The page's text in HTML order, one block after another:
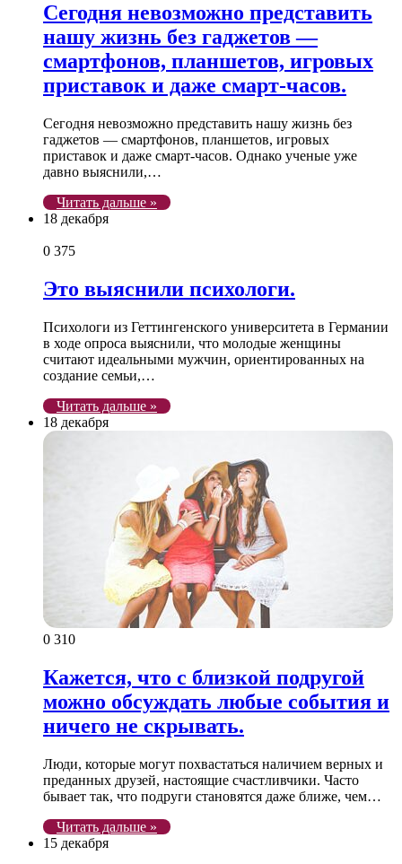
Сегодня невозможно представить
нашу жизнь без гаджетов —
смартфонов, планшетов, игровых
приставок и даже смарт-часов.
Сегодня невозможно представить нашу жизнь без
гаджетов — смартфонов, планшетов, игровых
приставок и даже смарт-часов. Однако ученые уже
давно выяснили,…
Читать дальше »
18 декабря
0 375
Это выяснили психологи.
Психологи из Геттингенского университета в Германии
в ходе опроса выяснили, что молодые женщины
считают идеальными мужчин, ориентированных на
создание семьи,…
Читать дальше »
18 декабря
0 310
Кажется, что с близкой подругой
можно обсуждать любые события и
ничего не скрывать.
Люди, которые могут похвастаться наличием верных и
преданных друзей, настоящие счастливчики. Часто
бывает так, что подруги становятся даже ближе, чем…
Читать дальше »
15 декабря